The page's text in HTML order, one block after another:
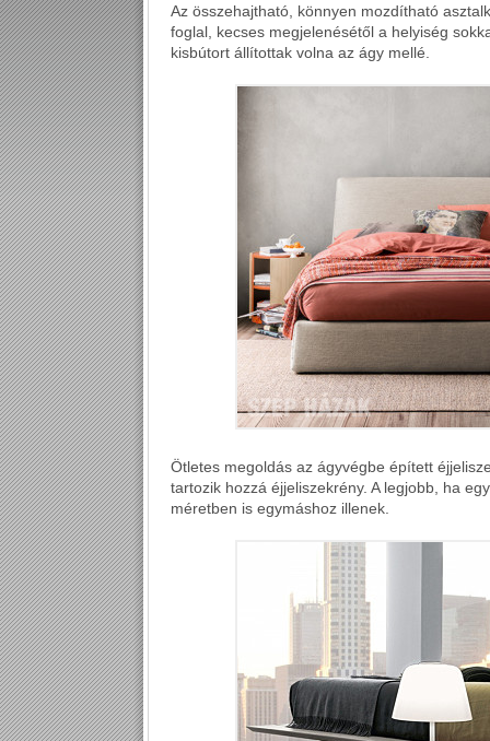
Az összehajtható, könnyen mozdítható
foglal, kecses megjelenésétől a helyiség
kisbútort állítottak volna az ágy mellé.
Ötletes megoldás az ágyvégbe épített
tartozik hozzá éjjeliszekrény. A legjobb, ha
méretben is egymáshoz illenek.